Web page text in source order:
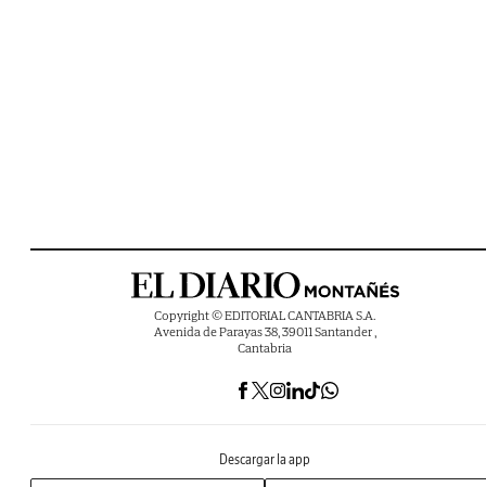
Copyright © EDITORIAL CANTABRIA S.A.
Avenida de Parayas 38, 39011 Santander ,
Cantabria
Descargar la app